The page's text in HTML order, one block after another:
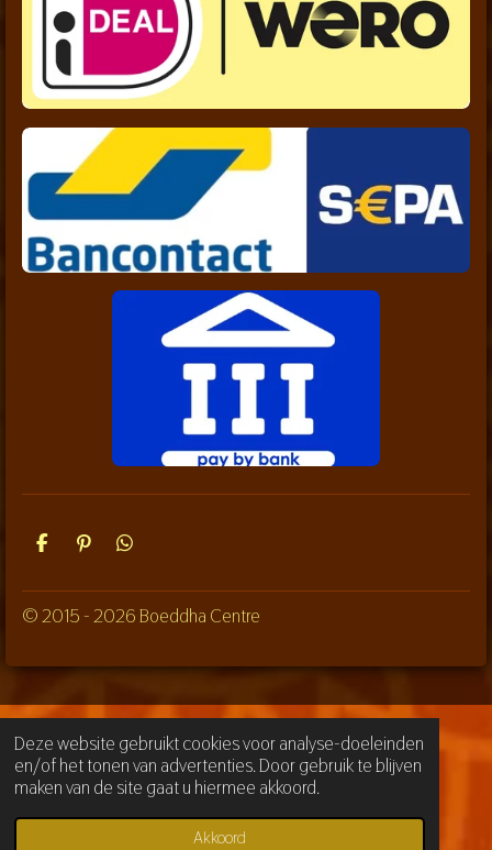
Deze website gebruikt cookies voor analyse-doeleinden
en/of het tonen van advertenties. Door gebruik te blijven
maken van de site gaat u hiermee akkoord.
Akkoord
D
l
e
n
P
n
D
l
e
n
© 2015 - 2026 Boeddha Centre